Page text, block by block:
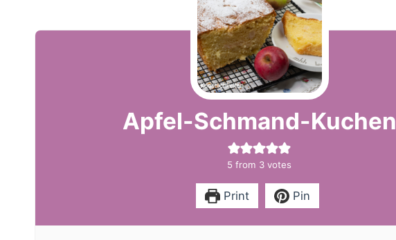
Apfel-Schmand-Kuchen
5 from 3 votes
Print Pin